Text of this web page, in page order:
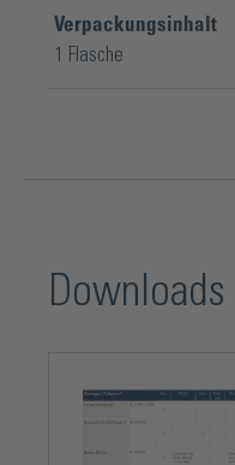
Verpackungsinhalt
1 Flasche
Downloads